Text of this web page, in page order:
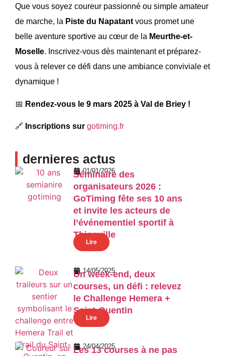
Que vous soyez coureur passionné ou simple amateur
de marche, la Piste du Napatantvous promet une
belle aventure sportive au cœur de la Meurthe-et-
Moselle. Inscrivez-vous dès maintenant et préparez-
vous à relever ce défi dans une ambiance conviviale et
dynamique !
📅 Rendez-vous le 9 mars 2025 à Val de Briey !
🔗 Inscriptions sur gotiming.fr
dernieres actus
01/01/2026
Séminaire des
organisateurs 2026 :
GoTiming fête ses 10 ans
et invite les acteurs de
l’événementiel sportif à
Thionville
Lire
14/05/2025
Un week-end, deux
courses, un défi : relevez
le Challenge Hemera +
Saint-Quentin
Lire
24/04/2025
Les 13 courses à ne pas